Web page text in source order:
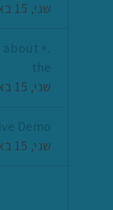
שני, 15 באוקטובר 2012, 08:30
about
the
שני, 15 באוקטובר 2012, 08:50
Demo
שני, 15 באוקטובר 2012, 09:40